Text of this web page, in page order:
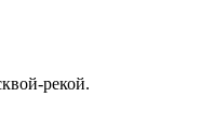
рекой.